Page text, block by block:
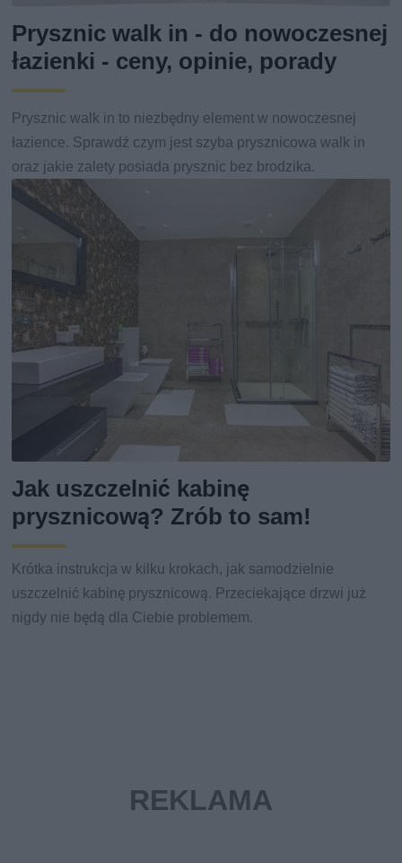
Prysznic walk in - do nowoczesnej
łazienki - ceny, opinie, porady
Prysznic walk in to niezbędny element w nowoczesnej
łazience. Sprawdź czym jest szyba prysznicowa walk in
oraz jakie zalety posiada prysznic bez brodzika.
Jak uszczelnić kabinę
prysznicową? Zrób to sam!
Krótka instrukcja w kilku krokach, jak samodzielnie
uszczelnić kabinę prysznicową. Przeciekające drzwi już
nigdy nie będą dla Ciebie problemem.